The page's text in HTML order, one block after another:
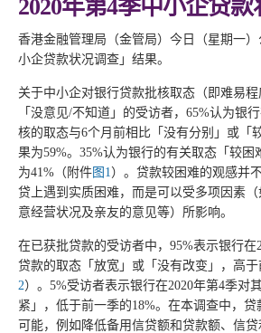
2020年第4季中小企贷
香港金融管理局（金管局）今日（星期一）
小企贷款状况调查」结果。
关于中小企对银行贷款批核取态（即难易
「没意见/不知道」的受访者，65%认为银
核的取态与6个月前相比「没有分别」或「
果为59%。35%认为银行的有关取态「较困
为41%（附件图1）。贷款较困难的观感并
贷上遇到实质困难，而是可以受多项因素
意经营状况及亲友的意见等）所影响。
在已获批贷款的受访者中，95%表示银行在
贷款的取态「放宽」或「没有改变」，高
2）。5%受访者表示银行在2020年第4季对
紧」，低于前一季的18%。在本调查中，
可能，例如降低备用信贷额和贷款额、信